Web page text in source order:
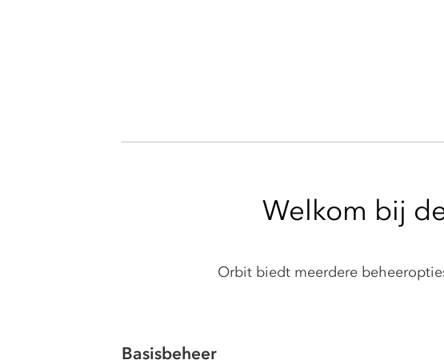
Welkom bij
Orbit biedt meerdere
Basisbeheer